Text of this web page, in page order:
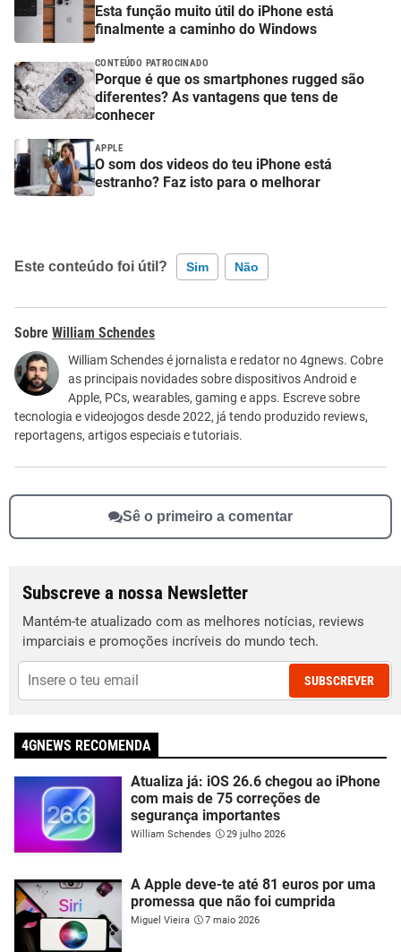
Esta função muito útil do iPhone está
finalmente a caminho do Windows
CONTEÚDO PATROCINADO
Porque é que os smartphones rugged são
diferentes? As vantagens que tens de
conhecer
APPLE
O som dos videos do teu iPhone está
estranho? Faz isto para o melhorar
Este conteúdo foi útil? Sim Não
Este conteúdo contém informação incorreta
Este conteúdo não tem a informação que procuro
Outro
William Schendes
William Schendes é jornalista e redator no 4gnews. Cobre
as principais novidades sobre dispositivos Android e
Apple, PCs, wearables, gaming e apps. Escreve sobre
tecnologia e videojogos desde 2022, já tendo produzido reviews,
reportagens, artigos especiais e tutoriais.
Sê o primeiro a comentar
Subscreve a nossa Newsletter
Mantém-te atualizado com as melhores notícias, reviews
imparciais e promoções incríveis do mundo tech.
SUBSCREVER
4GNEWS RECOMENDA
Atualiza já: iOS 26.6 chegou ao iPhone
com mais de 75 correções de
segurança importantes
William Schendes 29 julho 2026
A Apple deve-te até 81 euros por uma
promessa que não foi cumprida
Miguel Vieira 7 maio 2026